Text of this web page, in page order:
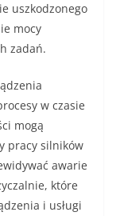
uszkodzonego
mocy
zadań.
w czasie
mogą
pracy silników
awarie
które
i usługi